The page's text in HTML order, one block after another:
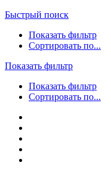
Быстрый поиск
Показать фильтр
Сортировать по...
Показать фильтр
Показать фильтр
Сортировать по...